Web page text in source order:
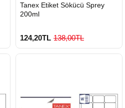
GÖNDERİ
Tanex Etiket Sökücü Sprey
200ml
124,20TL 138,00TL